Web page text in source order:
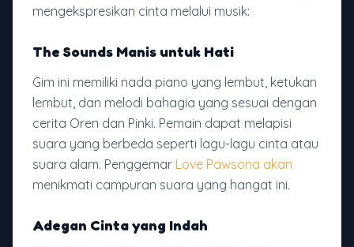
mengekspresikan cinta melalui musik:
The Sounds Manis untuk Hati
Gim ini memiliki nada piano yang lembut, ketukan
lembut, dan melodi bahagia yang sesuai dengan
cerita Oren dan Pinki. Pemain dapat melapisi
suara yang berbeda seperti lagu-lagu cinta atau
suara alam. Penggemar Love Pawsona akan
menikmati campuran suara yang hangat ini.
Adegan Cinta yang Indah